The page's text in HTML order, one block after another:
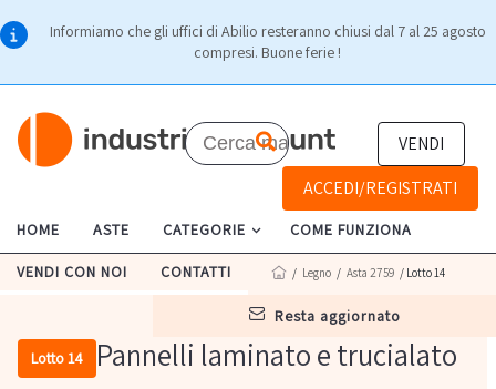
Informiamo che gli uffici di Abilio resteranno chiusi dal 7 al 25 agosto
compresi. Buone ferie !
VENDI
ACCEDI/REGISTRATI
HOME ASTE CATEGORIE COME FUNZIONA
VENDI CON NOI CONTATTI
resta aggiornato
/ Legno / Asta 2759 / Lotto 14
Lotto 14 Pannelli laminato e trucialato